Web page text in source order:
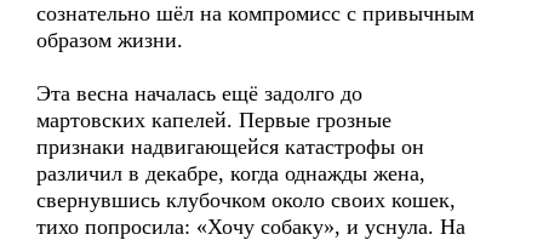
сознательно шёл на компромисс с привычным
образом жизни.
Эта весна началась ещё задолго до
мартовских капелей. Первые грозные
признаки надвигающейся катастрофы он
различил в декабре, когда однажды жена,
свернувшись клубочком около своих кошек,
тихо попросила: «Хочу собаку», и уснула. На